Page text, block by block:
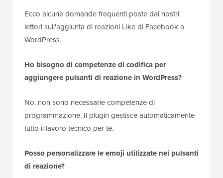
Ecco alcune domande frequenti poste dai nostri
lettori sull'aggiunta di reazioni Like di Facebook a
WordPress.
Ho bisogno di competenze di codifica per
aggiungere pulsanti di reazione in WordPress?
No, non sono necessarie competenze di
programmazione. Il plugin gestisce automaticamente
tutto il lavoro tecnico per te.
Posso personalizzare le emoji utilizzate nei pulsanti
di reazione?